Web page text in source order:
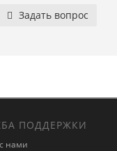
Задать вопрос
ПОДДЕРЖКИ
нами